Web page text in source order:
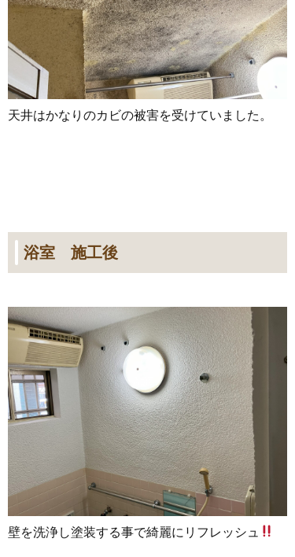
天井はかなりのカビの被害を受けていました。
浴室 施工後
壁を洗浄し塗装する事で綺麗にリフレッシュ